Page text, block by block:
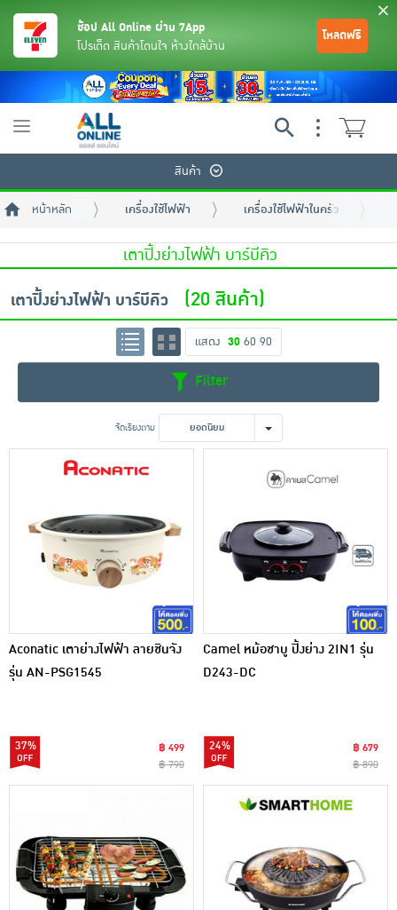
ขนมขบเคี้ยว และช็อคโกแลต
ช้อป All Online ผ่าน 7App
โปรเด็ด สินค้าโดนใจ ห้างใกล้บ้าน
โหลดฟรี
Toggle
สินค้า
หน้าหลัก เครื่องใช้ไฟฟ้า เครื่องใช้ไฟฟ้าในครัว
เตาปิ้งย่างไฟฟ้า บาร์บีคิว
เตาปิ้งย่างไฟฟ้า บาร์บีคิว
(20 สินค้า)
แสดง 30 60 90
Filter
จัดเรียงตาม ยอดนิยม
Aconatic เตาย่างไฟฟ้า ลายชินจัง
รุ่น AN-PSG1545
37%
฿ 499
฿ 790
Camel หม้อชาบู ปิ้งย่าง 2IN1 รุ่น
D243-DC
24%
฿ 679
฿ 890